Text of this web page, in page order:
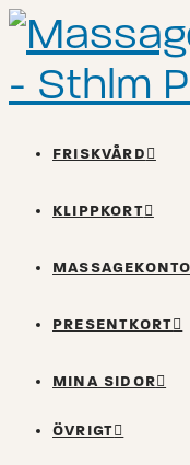
FRISKVÅRD
KLIPPKORT
MASSAGEKONTO
PRESENTKORT
MINA SIDOR
ÖVRIGT